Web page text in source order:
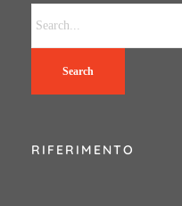
Search
RIFERIMENTO